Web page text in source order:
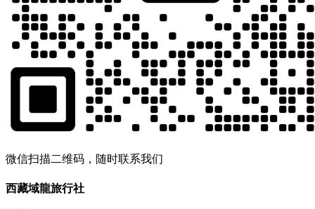
微信扫描二维码，随时联系我们
西藏域龍旅行社